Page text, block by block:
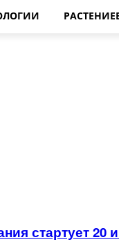
стартует 20